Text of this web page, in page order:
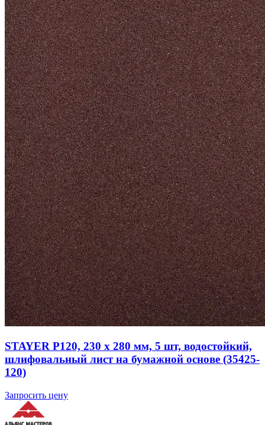
STAYER Р120, 230 х 280 мм, 5 шт, водостойкий,
шлифовальный лист на бумажной основе (35425-
120)
Запросить цену